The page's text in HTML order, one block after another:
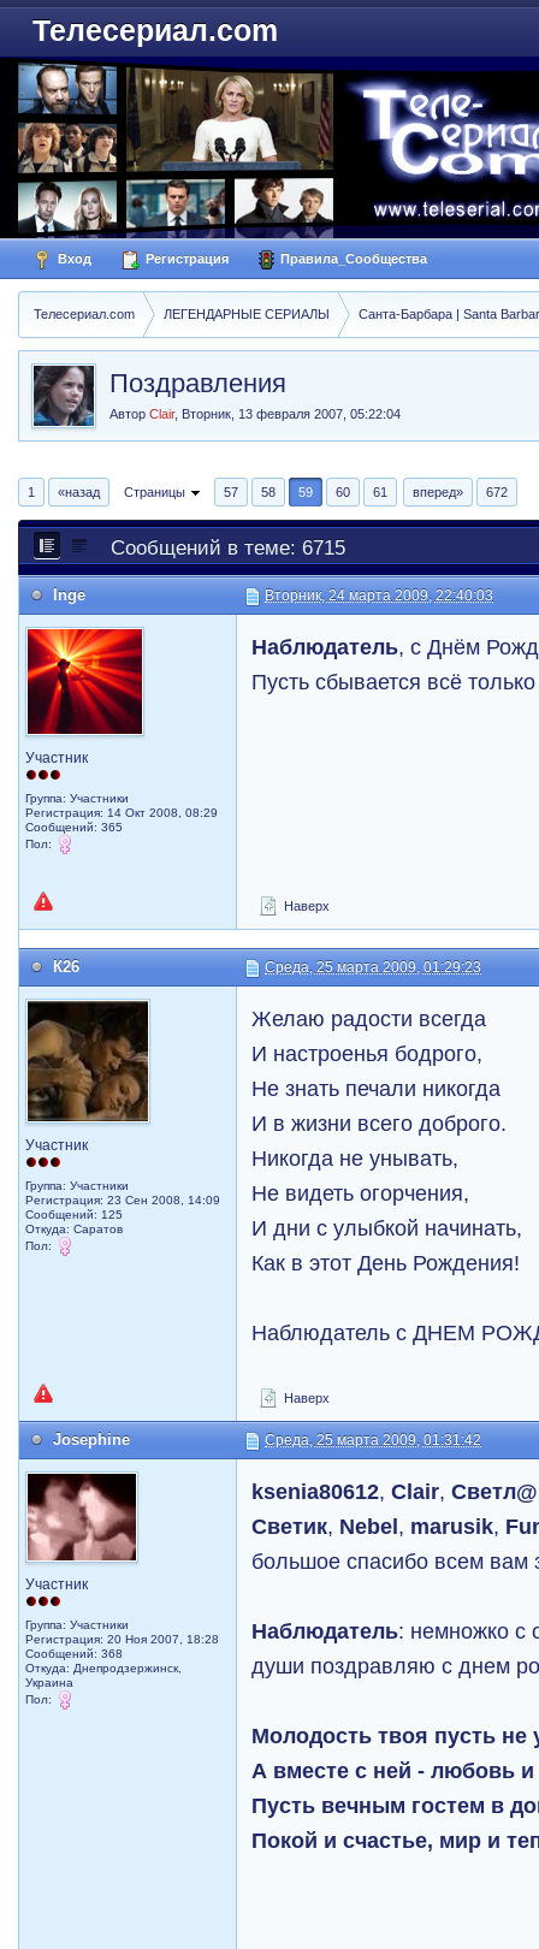
Телесериал.com
Вход Регистрация Правила_Сообщества
Телесериал.com ЛЕГЕНДАРНЫЕ СЕРИАЛЫ Санта-Барбара | Santa
Поздравления
АвторClair, Вторник, 13 февраля 2007, 05:22:04
1 «назад Страницы 57 58 59 60 61 вперед» 672
Сообщений в теме: 6715
Inge Вторник, 24 марта 2009, 22:40:03
Участник
Группа: Участники
Регистрация: 14 Окт 2008, 08:29
Сообщений: 365
Пол:
Наблюдатель, с Днём
Пусть сбывается всё
Наверх
К26 Среда, 25 марта 2009, 01:29:23
Участник
Группа: Участники
Регистрация: 23 Сен 2008, 14:09
Сообщений: 125
Откуда: Саратов
Пол:
Желаю радости всегда
И настроенья бодрого,
Не знать печали никогда
И в жизни всего доброго.
Никогда не унывать,
Не видеть огорчения,
И дни с улыбкой начинать,
Как в этот День Рождения!
Наблюдатель с ДНЕМ
Наверх
Josephine Среда, 25 марта 2009, 01:31:42
Участник
Группа: Участники
Регистрация: 20 Ноя 2007, 18:28
Сообщений: 368
Откуда: Днепродзержинск,
Украина
Пол:
ksenia80612,Clair,
Светик, Nebel, marusik,
большое спасибо всем вам
Наблюдатель: немножко с
души поздравляю с днем
Молодость твоя пусть не
А вместе с ней - любовь и
Пусть вечным гостем в
Покой и счастье, мир и